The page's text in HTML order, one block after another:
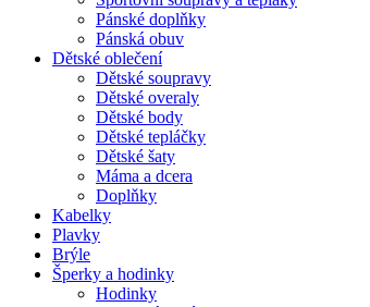
Pánské doplňky
Pánská obuv
Dětské oblečení
Dětské soupravy
Dětské overaly
Dětské body
Dětské tepláčky
Dětské šaty
Máma a dcera
Doplňky
Kabelky
Plavky
Brýle
Šperky a hodinky
Hodinky